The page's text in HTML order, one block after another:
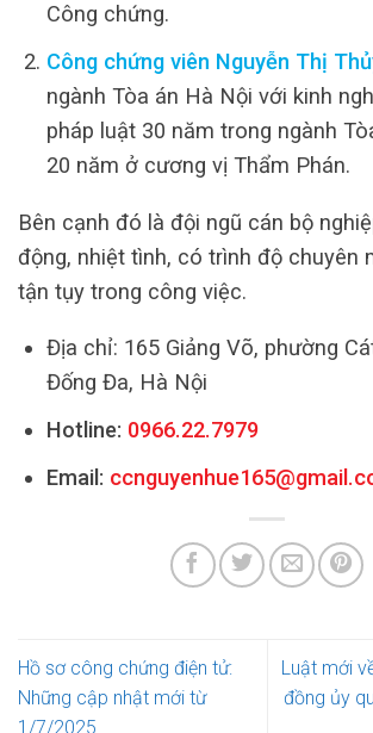
Công chứng.
Công chứng viên Nguyễn Thị
ngành Tòa án Hà Nội với kinh
pháp luật 30 năm trong ngành
20 năm ở cương vị Thẩm Phán.
Bên cạnh đó là đội ngũ cán bộ
động, nhiệt tình, có trình độ chuyên
tận tụy trong công việc.
Địa chỉ: 165 Giảng Võ, phường
Đống Đa, Hà Nội
Hotline: 0966.22.7979
Email:
Hồ sơ công chứng điện tử:
Những cập nhật mới từ
1/7/2025
Luật mới
đồng ủy